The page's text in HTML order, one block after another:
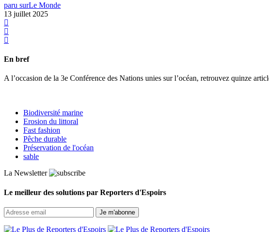
paru surLe Monde
13 juillet 2025
En bref
A l’occasion de la 3e Conférence des Nations unies sur l’océan, retrouvez quinze
Biodiversité marine
Erosion du littoral
Fast fashion
Pêche durable
Préservation de l'océan
sable
La Newsletter
Le meilleur des solutions par Reporters d'Espoirs